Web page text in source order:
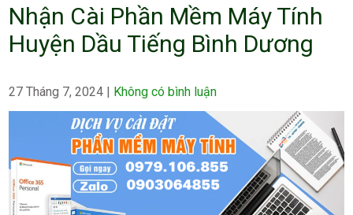
Nhận Cài Phần Mềm Máy Tính
Huyện Dầu Tiếng Bình Dương
27 Tháng 7, 2024 | Không có bình luận